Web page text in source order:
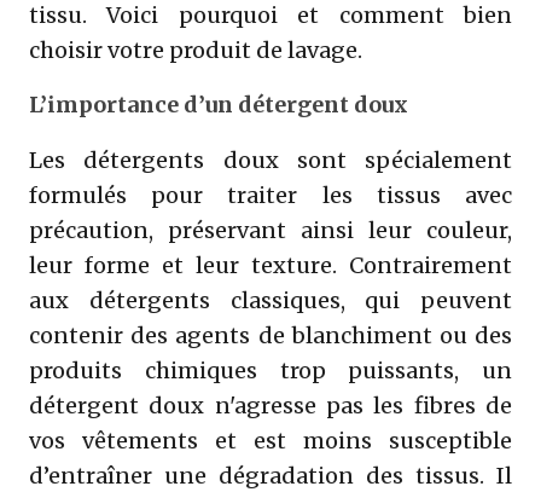
tissu. Voici pourquoi et comment bien
choisir votre produit de lavage.
L’importance d’un détergent doux
Les détergents doux sont spécialement
formulés pour traiter les tissus avec
précaution, préservant ainsi leur couleur,
leur forme et leur texture. Contrairement
aux détergents classiques, qui peuvent
contenir des agents de blanchiment ou des
produits chimiques trop puissants, un
détergent doux n'agresse pas les fibres de
vos vêtements et est moins susceptible
d’entraîner une dégradation des tissus. Il